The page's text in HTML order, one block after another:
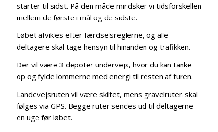
starter til sidst. På den måde mindsker vi tidsforskellen
mellem de første i mål og de sidste.
Løbet afvikles efter færdselsreglerne, og alle
deltagere skal tage hensyn til hinanden og trafikken.
Der vil være 3 depoter undervejs, hvor du kan tanke
op og fylde lommerne med energi til resten af turen.
Landevejsruten vil være skiltet, mens gravelruten skal
følges via GPS. Begge ruter sendes ud til deltagerne
en uge før løbet.